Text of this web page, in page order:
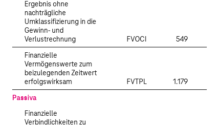
Ergebnis ohne
nachträgliche
Umklassifizierung in die
Gewinn- und
Verlustrechnung
FVOCI 549
Finanzielle
Vermögenswerte zum
beizulegenden Zeitwert
erfolgswirksam
FVTPL 1.179
Passiva
Finanzielle
Verbindlichkeiten zu